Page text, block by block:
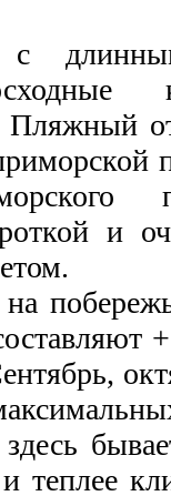
Пляжный
и